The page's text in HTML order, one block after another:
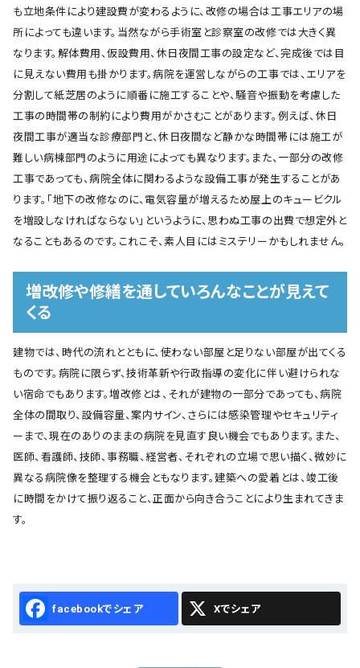
も立地条件により建設費が変わるように、改修の場合は工事エリアの場
所によっても違います。当然ながら手術室と診察室の改修では大きく異
なります。解体費用、仮設費用、休日夜間工事の設定など、完成後では目
に見えない費用も掛かります。病院を運営しながらの工事では、エリアを
分割して紙芝居のように順番に施工することや、騒音や振動を考慮した
工事の時間帯の制約により費用がかさむことがあります。例えば、休日
夜間工事が適当な診療部門と、休日夜間など静かな時間帯には施工が
難しい病棟部門のように用途によっても異なります。また、一部分の改修
工事であっても、病院全体に関わるような設備工事が発生することがあ
ります。「地下の改修なのに、電気容量が増えるため屋上のキュービクル
を増設しなければならない」というように、思わぬ工事の出費で想定外と
なることもあるのです。これこそ、素人目にはミステリーかもしれません。
増改修や修繕を通していろんなことが見えて
くる
建物では、時代の流れとともに、使わない部屋と足りない部屋が出てくる
ものです。病院に限らず、技術革新や行政指導の変化に伴い避けられな
い宿命でもあります。増改修とは、それが建物の一部分であっても、病院
全体の間取り、設備容量、案内サイン、さらには感染管理やセキュリティ
ーまで、現在のありのままの病院を見直す良い機会でもあります。また、
医師、看護師、技師、事務職、経営者、それぞれの立場で思い描く、微妙に
異なる病院像を整理する機会ともなります。建築への愛着とは、竣工後
に時間をかけて振り返ること、正面から向き合うことにより生まれてきま
す。
Facebook X